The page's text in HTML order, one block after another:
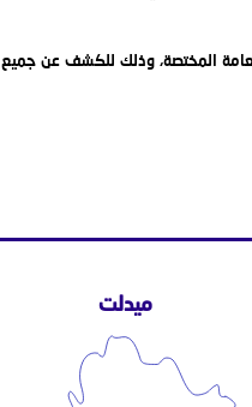
المختصة، وذلك للكشف عن جميع
ميدلت